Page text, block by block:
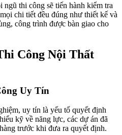
ngũ thi công sẽ tiến hành kiểm tra
chi tiết đều đúng như thiết kế và
công trình được bàn giao cho
Công Nội Thất
Uy Tín
uy tín là yếu tố quyết định
kỹ về năng lực, các dự án đã
trước khi đưa ra quyết định.